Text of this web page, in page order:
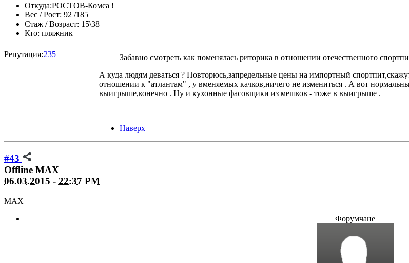
Откуда:РОСТОВ-Комса !
Вес / Рост: 92 /185
Стаж / Возраст: 15\38
Кто: пляжник
Репутация:235
Забавно смотреть как поменялась риторика в отношении отечественного
А куда людям деваться ? Повторюсь,запредельные цены на импортный
отношении к "атлантам" , у вменяемых качков,ничего не измениться . А вот
выигрыше,конечно . Ну и кухонные фасовщики из мешков - тоже в выигрыше .
Наверх
#43
Offline MAX
06.03.2015 - 22:37 PM
MAX
Форумчане